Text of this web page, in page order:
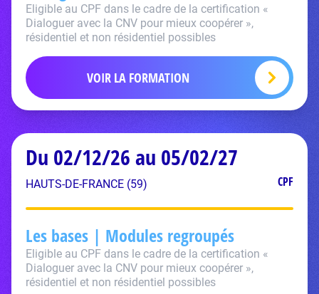
Eligible au CPF dans le cadre de la certification «
Dialoguer avec la CNV pour mieux coopérer »,
résidentiel et non résidentiel possibles
VOIR LA FORMATION
Du 02/12/26 au 05/02/27
HAUTS-DE-FRANCE (59) CPF
Les bases | Modules regroupés
Eligible au CPF dans le cadre de la certification «
Dialoguer avec la CNV pour mieux coopérer »,
résidentiel et non résidentiel possibles